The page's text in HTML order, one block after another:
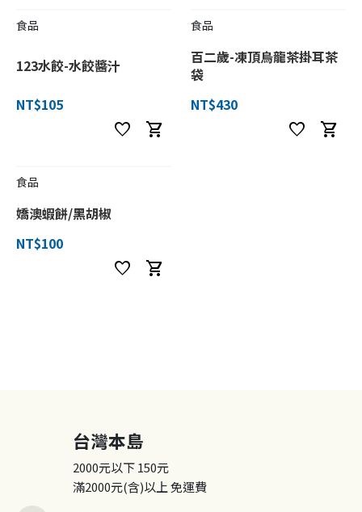
食品
123水餃-水餃醬汁
NT$105
favorite shopping_cart
食品
百二歲-凍頂烏龍茶掛耳茶
袋
NT$430
favorite shopping_cart
食品
嬌澳蝦餅/黑胡椒
NT$100
favorite shopping_cart
台灣本島
2000元以下150元
滿2000元(含)以上免運費